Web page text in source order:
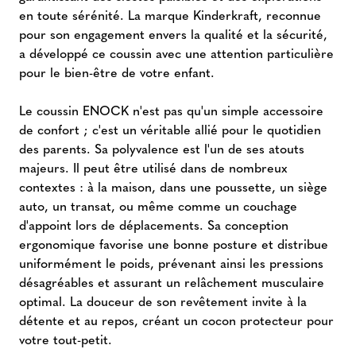
en toute sérénité. La marque Kinderkraft, reconnue
pour son engagement envers la qualité et la sécurité,
a développé ce coussin avec une attention particulière
pour le bien-être de votre enfant.
Le coussin ENOCK n'est pas qu'un simple accessoire
de confort ; c'est un véritable allié pour le quotidien
des parents. Sa polyvalence est l'un de ses atouts
majeurs. Il peut être utilisé dans de nombreux
contextes : à la maison, dans une poussette, un siège
auto, un transat, ou même comme un couchage
d'appoint lors de déplacements. Sa conception
ergonomique favorise une bonne posture et distribue
uniformément le poids, prévenant ainsi les pressions
désagréables et assurant un relâchement musculaire
optimal. La douceur de son revêtement invite à la
détente et au repos, créant un cocon protecteur pour
votre tout-petit.